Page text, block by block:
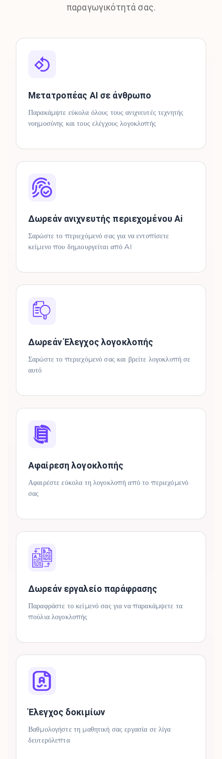
παραγωγικότητά σας.
Μετατροπέας AI σε άνθρωπο
Παρακάμψτε εύκολα όλους τους ανιχνευτές τεχνητής
νοημοσύνης και τους ελέγχους λογοκλοπής
Δωρεάν ανιχνευτής περιεχομένου Ai
Σαρώστε το περιεχόμενό σας για να εντοπίσετε
κείμενο που δημιουργείται από AI
Δωρεάν Έλεγχος λογοκλοπής
Σαρώστε το περιεχόμενό σας και βρείτε λογοκλοπή σε
αυτό
Αφαίρεση λογοκλοπής
Αφαιρέστε εύκολα τη λογοκλοπή από το περιεχόμενό
σας
Δωρεάν εργαλείο παράφρασης
Παραφράστε το κείμενό σας για να παρακάμψετε τα
πούλια λογοκλοπής
Έλεγχος δοκιμίων
Βαθμολογήστε τη μαθητική σας εργασία σε λίγα
δευτερόλεπτα